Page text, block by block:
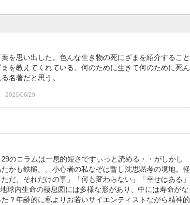
を思い出した。色んな生き物の死にざまを紹介すること
を教えてくれている。何のために生きて何のために死ん
名著だと思う。
2026/06/29
のコラムは一息的短さですぃっと読める・・がしかし
かも鉄槌。。小心者の私なぞは暫し沈思黙考の境地。軽
だ、それだけの事」「何も変わらない」「幸せはある」
球内生命の棲息図には多様な形があり、中には寿命がな
？年齢的に私よりお若いサイエンティストながら精神的